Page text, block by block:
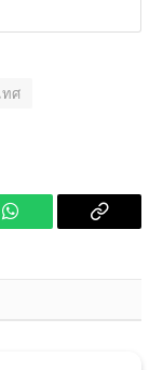
ทศ
WhatsApp Copy